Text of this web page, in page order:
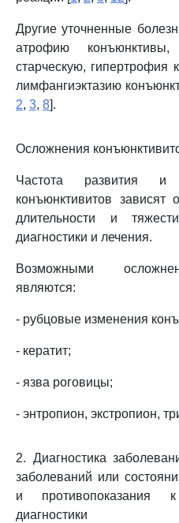
Другие уточненные
атрофию
старческую,
лимфангиэктазию
2, 3, 8].
Осложнения
Частота развития и
конъюнктивитов зависят
длительности и
диагностики и лечения.
Возможными
являются:
- рубцовые изменения
- кератит;
- язва роговицы;
- энтропион, экстропион,
2. Диагностика
заболеваний или
и противопоказания
диагностики